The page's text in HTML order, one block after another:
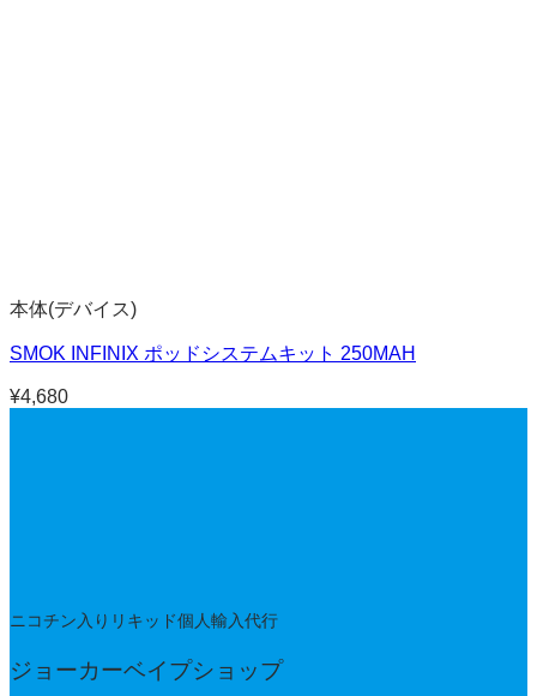
本体(デバイス)
SMOK INFINIX ポッドシステムキット 250MAH
¥4,680
ニコチン入りリキッド個人輸入代行
ジョーカーベイプショップ